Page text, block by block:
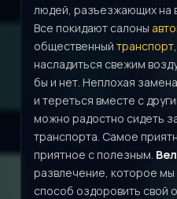
людей, разъезжающих на
Все покидают салоны
общественный транспорт
насладиться свежим
бы и нет. Неплохая
и тереться вместе с
можно радостно сидеть
транспорта. Самое
приятное с полезным.
развлечение, которое мы
способ оздоровить свой